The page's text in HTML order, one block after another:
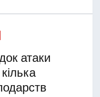
атаки